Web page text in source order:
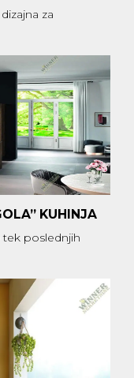
za
KUHINJA
tek poslednjih